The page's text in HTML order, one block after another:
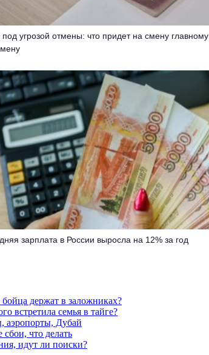
угрозой отмены: что придет на смену главному
зарплата в России выросла на 12% за год
держат в заложниках?
встретила семья в тайге?
аэропорты, Дубай
что делать
идут ли поиски?